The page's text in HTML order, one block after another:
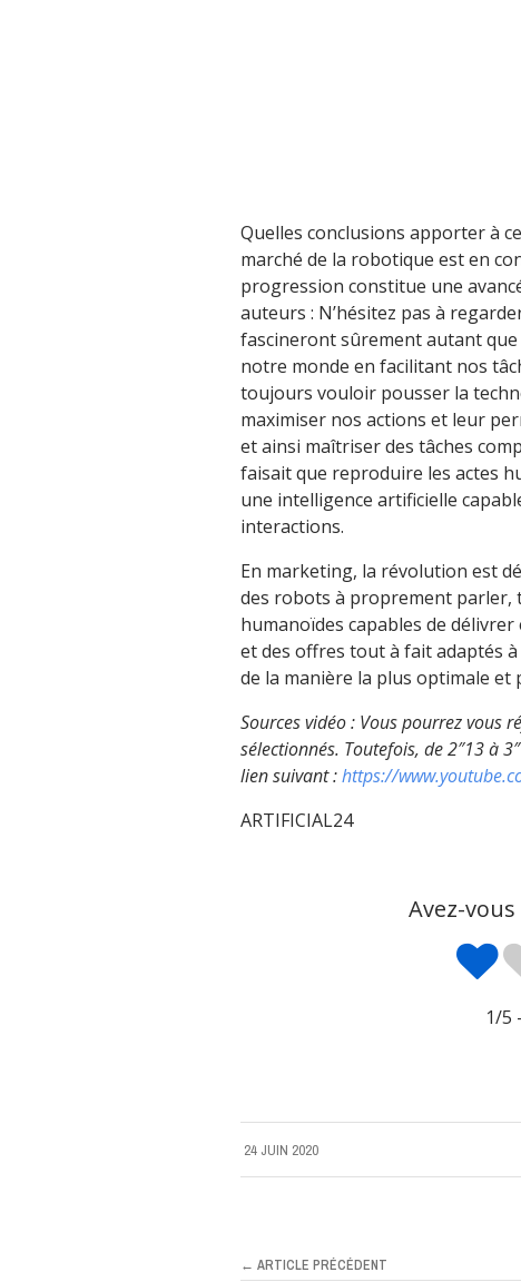
Quelles conclusions apporter à
marché de la robotique est en
progression constitue une
auteurs : N’hésitez pas à
fascineront sûrement autant
notre monde en facilitant nos
toujours vouloir pousser la
maximiser nos actions et leur
et ainsi maîtriser des tâches
faisait que reproduire les actes
une intelligence artificielle
interactions.
En marketing, la révolution est
des robots à proprement
humanoïdes capables de
et des offres tout à fait adaptés
de la manière la plus optimale et
Sources vidéo : Vous pourrez vous
sélectionnés. Toutefois, de 2″13 à
lien suivant :https://
ARTIFICIAL24
Avez-
1/5 -
24 JUIN 2020
← ARTICLE PRÉCÉDENT